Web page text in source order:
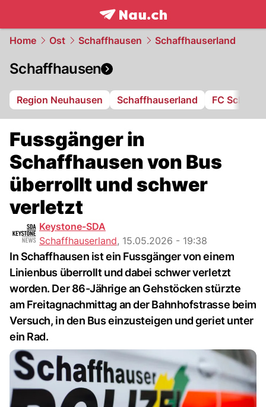
frontpage.NAU.ch
Home Ost Schaffhausen Schaffhauserland
Schaffhausen
Region Neuhausen Schaffhauserland FC
Fussgänger in
Schaffhausen von Bus
überrollt und schwer
verletzt
Keystone-SDA
Schaffhauserland, 15.05.2026 - 19:38
In Schaffhausen ist ein Fussgänger von einem
Linienbus überrollt und dabei schwer verletzt
worden. Der 86-Jährige an Gehstöcken stürzte
am Freitagnachmittag an der Bahnhofstrasse beim
Versuch, in den Bus einzusteigen und geriet unter
ein Rad.